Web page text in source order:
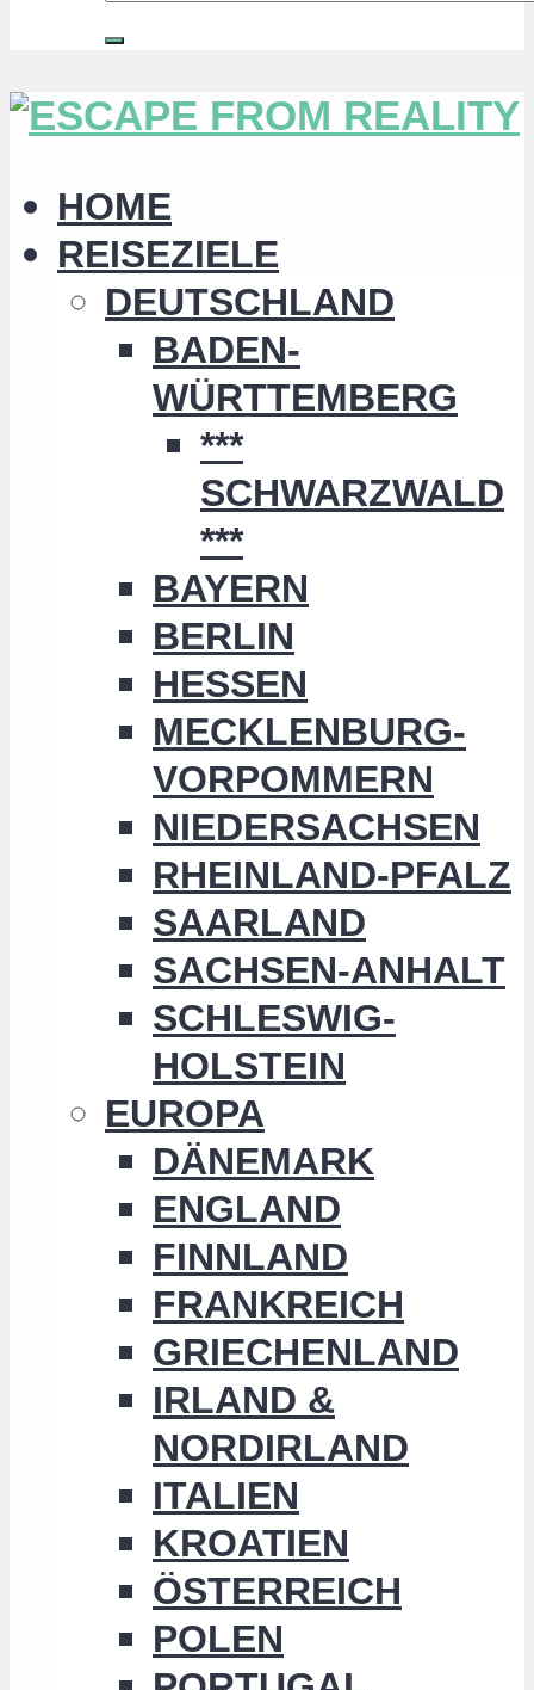
HOME
REISEZIELE
DEUTSCHLAND
BADEN-
WÜRTTEMBERG
***
SCHWARZWALD
***
BAYERN
BERLIN
HESSEN
MECKLENBURG-
VORPOMMERN
NIEDERSACHSEN
RHEINLAND-PFALZ
SAARLAND
SACHSEN-ANHALT
SCHLESWIG-
HOLSTEIN
EUROPA
DÄNEMARK
ENGLAND
FINNLAND
FRANKREICH
GRIECHENLAND
IRLAND &
NORDIRLAND
ITALIEN
KROATIEN
ÖSTERREICH
POLEN